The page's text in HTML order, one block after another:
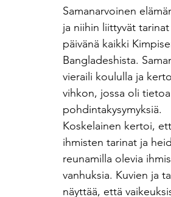
Samanarvoinen
ja niihin liittyvät
päivänä kaikki
Bangladeshista.
vieraili koululla ja
vihkon, jossa oli
pohdintakysymyksiä.
Koskelainen kertoi,
ihmisten tarinat ja
reunamilla olevia
vanhuksia. Kuvien ja
näyttää, että